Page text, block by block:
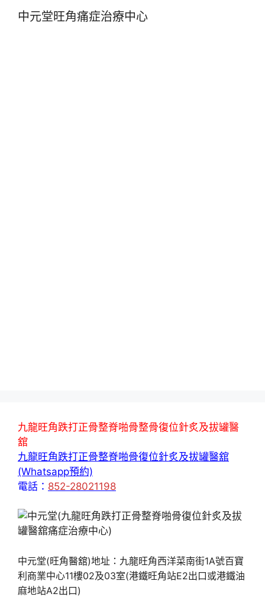
中元堂旺角痛症治療中心
九龍旺角跌打正骨整脊啪骨整骨復位針炙及拔罐醫
舘
九龍旺角跌打正骨整脊啪骨復位針炙及拔罐醫舘
(Whatsapp預約)
電話： 852-28021198
中元堂(旺角醫舘)地址：九龍旺角西洋菜南街1A號百寶
利商業中心11樓02及03室(港鐵旺角站E2出口或港鐵油
麻地站A2出口)